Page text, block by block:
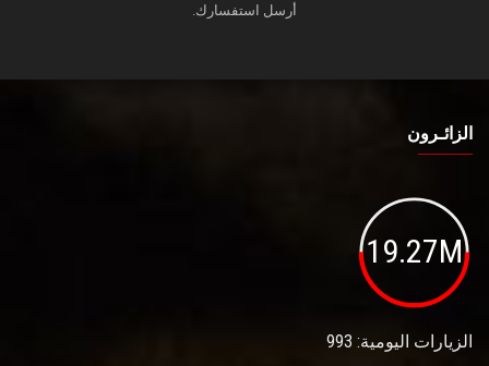
أرسل استفسارك.
الزائـرون
19.27M
الزيارات اليومية: 993